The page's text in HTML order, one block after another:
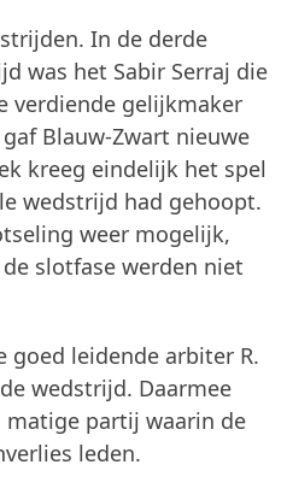
In de derde
was het Sabir Serraj die
verdiende gelijkmaker
Blauw-Zwart nieuwe
kreeg eindelijk het spel
wedstrijd had gehoopt.
weer mogelijk,
slotfase werden niet
leidende arbiter R.
wedstrijd. Daarmee
matige partij waarin de
leden.